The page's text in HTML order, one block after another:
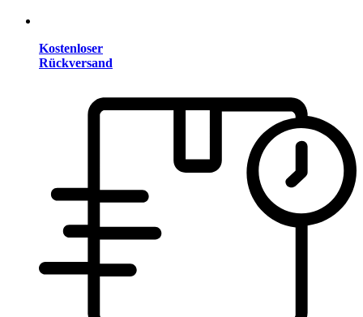
Kostenloser
Rückversand